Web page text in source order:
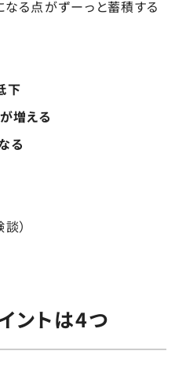
なる点がずーっと蓄積する
下
増える
る
）
ントは4つ